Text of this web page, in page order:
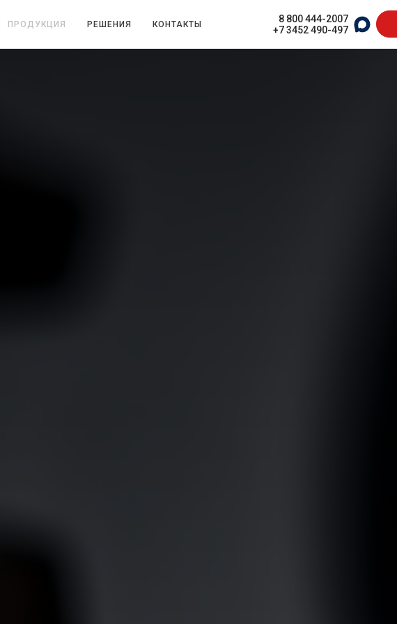
ПРОДУКЦИЯ РЕШЕНИЯ КОНТАКТЫ
8 800 444-2007
+7 3452 490-497